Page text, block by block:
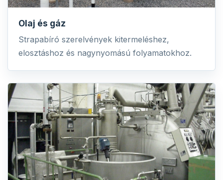
Olaj és gáz
Strapabíró szerelvények kitermeléshez,
elosztáshoz és nagynyomású folyamatokhoz.